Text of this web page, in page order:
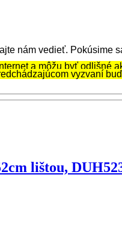
nám vedieť. Pokúsime
a môžu byť
vyzvaní
lištou,